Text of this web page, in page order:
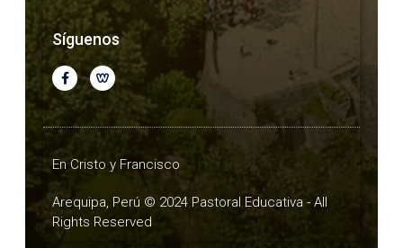
Síguenos
En Cristo y Francisco
Arequipa, Perú © 2024 Pastoral Educativa - All
Rights Reserved